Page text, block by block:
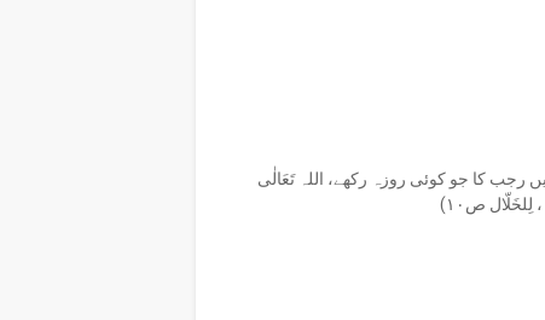
رجب کا جو کوئی روزہ رکھے، اللہ تَعَالٰی
ص۱۰)